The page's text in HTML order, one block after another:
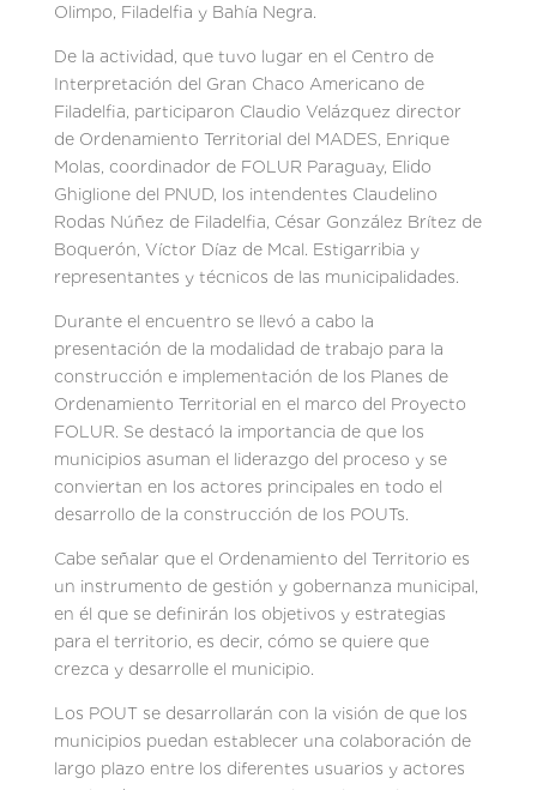
Olimpo, Filadelfia y Bahía Negra.
De la actividad, que tuvo lugar en el Centro de
Interpretación del Gran Chaco Americano de
Filadelfia, participaron Claudio Velázquez director
de Ordenamiento Territorial del MADES, Enrique
Molas, coordinador de FOLUR Paraguay, Elido
Ghiglione del PNUD, los intendentes Claudelino
Rodas Núñez de Filadelfia, César González Brítez de
Boquerón, Víctor Díaz de Mcal. Estigarribia y
representantes y técnicos de las municipalidades.
Durante el encuentro se llevó a cabo la
presentación de la modalidad de trabajo para la
construcción e implementación de los Planes de
Ordenamiento Territorial en el marco del Proyecto
FOLUR. Se destacó la importancia de que los
municipios asuman el liderazgo del proceso y se
conviertan en los actores principales en todo el
desarrollo de la construcción de los POUTs.
Cabe señalar que el Ordenamiento del Territorio es
un instrumento de gestión y gobernanza municipal,
en él que se definirán los objetivos y estrategias
para el territorio, es decir, cómo se quiere que
crezca y desarrolle el municipio.
Los POUT se desarrollarán con la visión de que los
municipios puedan establecer una colaboración de
largo plazo entre los diferentes usuarios y actores